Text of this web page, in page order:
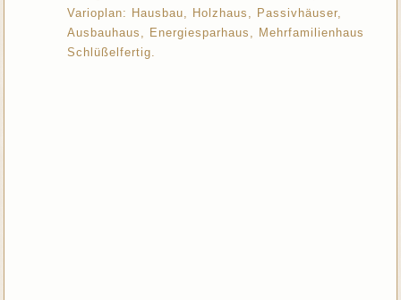
Varioplan: Hausbau, Holzhaus, Passivhäuser,
Ausbauhaus, Energiesparhaus, Mehrfamilienhaus
Schlüßelfertig.